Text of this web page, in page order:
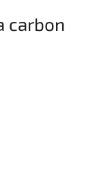
carbon